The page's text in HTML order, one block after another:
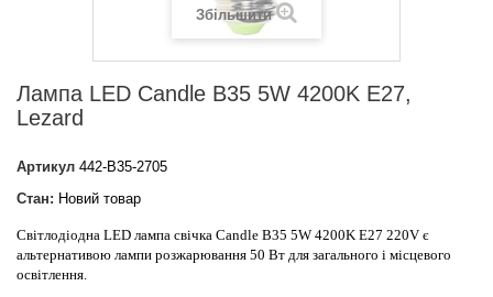
Збільшити
Лампа LED Candle B35 5W 4200K E27,
Lezard
Артикул 442-B35-2705
Стан: Новий товар
Світлодіодна LED лампа свічка Candle B35 5W 4200K E27 220V є
альтернативою лампи розжарювання 50 Вт для загального і місцевого
освітлення.